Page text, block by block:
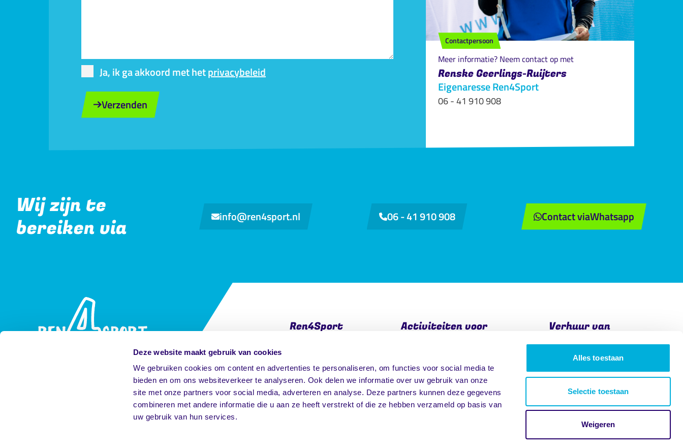
Deze website maakt gebruik van cookies
We gebruiken cookies om content en advertenties te personaliseren, om functies voor social media te
bieden en om ons websiteverkeer te analyseren. Ook delen we informatie over uw gebruik van onze
site met onze partners voor social media, adverteren en analyse. Deze partners kunnen deze gegevens
combineren met andere informatie die u aan ze heeft verstrekt of die ze hebben verzameld op basis van
uw gebruik van hun services.
Alles toestaan
Selectie toestaan
Weigeren
Contactpersoon
Meer informatie? Neem contact op met
Renske Geerlings-Ruijters
Eigenaresse Ren4Sport
06 - 41 910 908
Ja, ik ga akkoord met hetprivacybeleid
Verzenden
Wij zijn te
bereiken via
info@ren4sport.nl 06 - 41 910 908 Contact viaWhatsapp
YoutubeInstagram
Ren4Sport
Team Ren4Sport
Foto's
Vacatures
Activiteiten voor
Kinderopvang
Onderwijs
Particulieren
Verhuur van
Springkussens